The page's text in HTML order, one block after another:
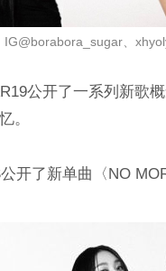
IG@borabora_sugar、
公开了一系列新歌
。
开了新单曲〈NO